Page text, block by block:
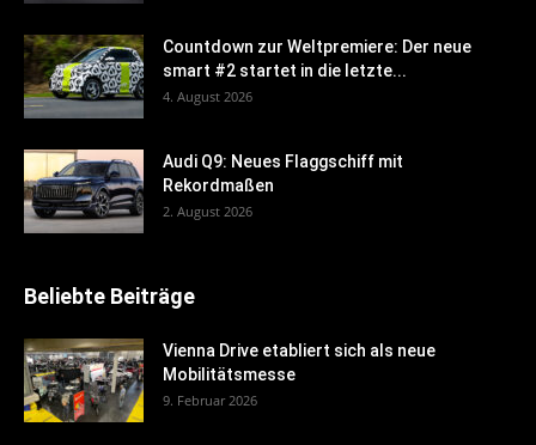
Countdown zur Weltpremiere: Der neue
smart #2 startet in die letzte...
4. August 2026
Audi Q9: Neues Flaggschiff mit
Rekordmaßen
2. August 2026
Beliebte Beiträge
Vienna Drive etabliert sich als neue
Mobilitätsmesse
9. Februar 2026